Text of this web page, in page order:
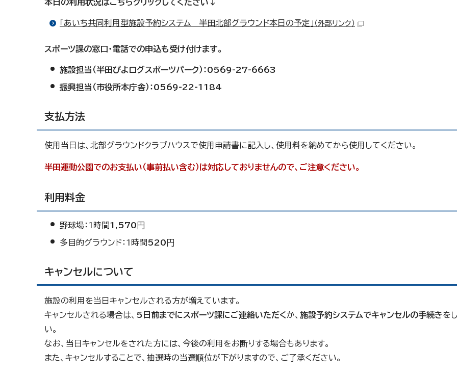
本日の利用状況はこちらクリックしてください↓
「あいち共同利用型施設予約システム 半田北部グラウンド本日の予定」 （外部リンク）
スポーツ課の窓口・電話での申込も受け付けます。
施設担当（半田ぴよログスポーツパーク）：0569-27-6663
振興担当（市役所本庁舎）：0569-22-1184
支払方法
使用当日は、北部グラウンドクラブハウスで使用申請書に記入し、使用料を納めてから使用してください。
半田運動公園でのお支払い（事前払い含む）は対応しておりませんので、ご注意ください。
利用料金
野球場：1時間1,570 円
多目的グラウンド：1時間 520 円
キャンセルについて
施設の利用を当日キャンセルされる方が増えています。
キャンセルされる場合は、 5日前までにスポーツ課にご連絡いただくか、 施設予約システムでキャンセルの手続きを
い。
なお、当日キャンセルをされた方には、今後の利用をお断りする場合もあります。
また、キャンセルすることで、抽選時の当選順位が下がりますので、ご了承ください。